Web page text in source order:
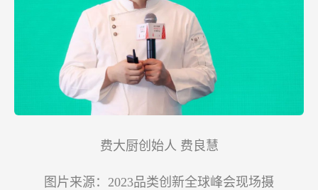
费大厨创始人 费良慧
图片来源：2023品类创新全球峰会现场摄